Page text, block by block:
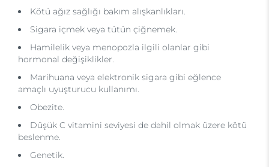
Kötü ağız sağlığı bakım alışkanlıkları.
Sigara içmek veya tütün çiğnemek.
Hamilelik veya menopozla ilgili olanlar gibi
hormonal değişiklikler.
Marihuana veya elektronik sigara gibi eğlence
amaçlı uyuşturucu kullanımı.
Obezite.
Düşük C vitamini seviyesi de dahil olmak üzere kötü
beslenme.
Genetik.